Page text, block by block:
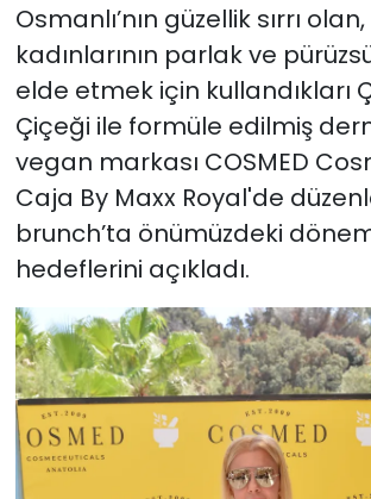
Osmanlı’nın güzellik sırrı
kadınlarının parlak ve
elde etmek için kullandıkları
Çiçeği ile formüle edilmiş
vegan markası COSMED
Caja By Maxx Royal'de
brunch’ta önümüzdeki
hedeflerini açıkladı.